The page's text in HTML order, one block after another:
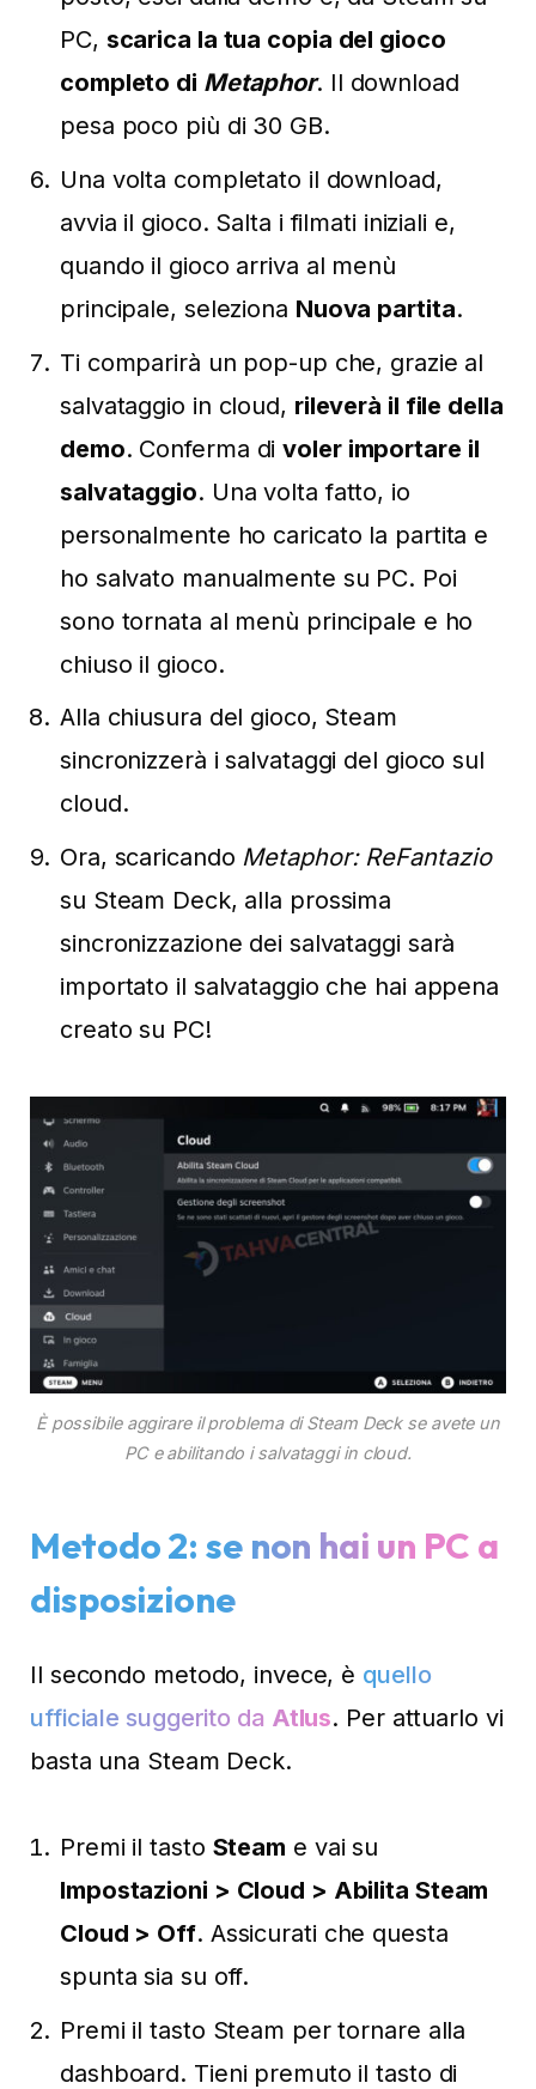
PC, scarica la tua copia del gioco
completo di Metaphor. Il download
pesa poco più di 30 GB.
Una volta completato il download,
avvia il gioco. Salta i filmati iniziali e,
quando il gioco arriva al menù
principale, seleziona Nuova partita.
Ti comparirà un pop-up che, grazie al
salvataggio in cloud, rileverà il file della
demo. Conferma divoler importare il
salvataggio. Una volta fatto, io
personalmente ho caricato la partita e
ho salvato manualmente su PC. Poi
sono tornata al menù principale e ho
chiuso il gioco.
Alla chiusura del gioco, Steam
sincronizzerà i salvataggi del gioco sul
cloud.
Ora, scaricando Metaphor: ReFantazio
su Steam Deck, alla prossima
sincronizzazione dei salvataggi sarà
importato il salvataggio che hai appena
creato su PC!
È possibile aggirare il problema di Steam Deck se avete un
PC e abilitando i salvataggi in cloud.
Metodo 2: se non hai un PC a
disposizione
Il secondo metodo, invece, è quello
ufficiale suggerito da Atlus. Per attuarlo vi
basta una Steam Deck.
Premi il tasto Steam e vai su
Impostazioni > Cloud > Abilita Steam
Cloud > Off. Assicurati che questa
spunta sia su off.
Premi il tasto Steam per tornare alla
dashboard. Tieni premuto il tasto di